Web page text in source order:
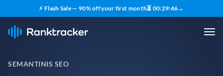
⚡ Flash Sale — 90% off your first month⏳ 00:29:45→
SEMANTINIS SEO